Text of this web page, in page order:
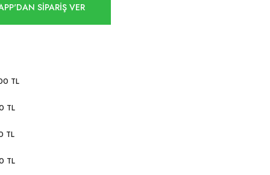
SİPARİŞ VER
TL
TL
TL
TL